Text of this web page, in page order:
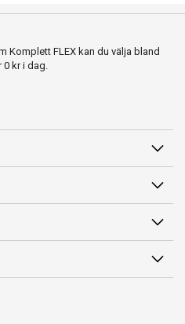
Komplett FLEX kan du välja bland
kr i dag.